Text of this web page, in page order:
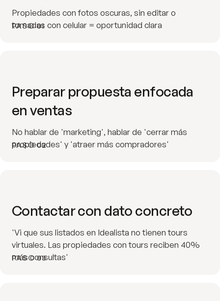
PASO 01
Propiedades con fotos oscuras, sin editar o
tomadas con celular = oportunidad clara
PASO 02
Preparar propuesta enfocada
en ventas
No hablar de 'marketing', hablar de 'cerrar más
propiedades' y 'atraer más compradores'
PASO 03
Contactar con dato concreto
'Vi que sus listados en Idealista no tienen tours
virtuales. Las propiedades con tours reciben 40%
más consultas'